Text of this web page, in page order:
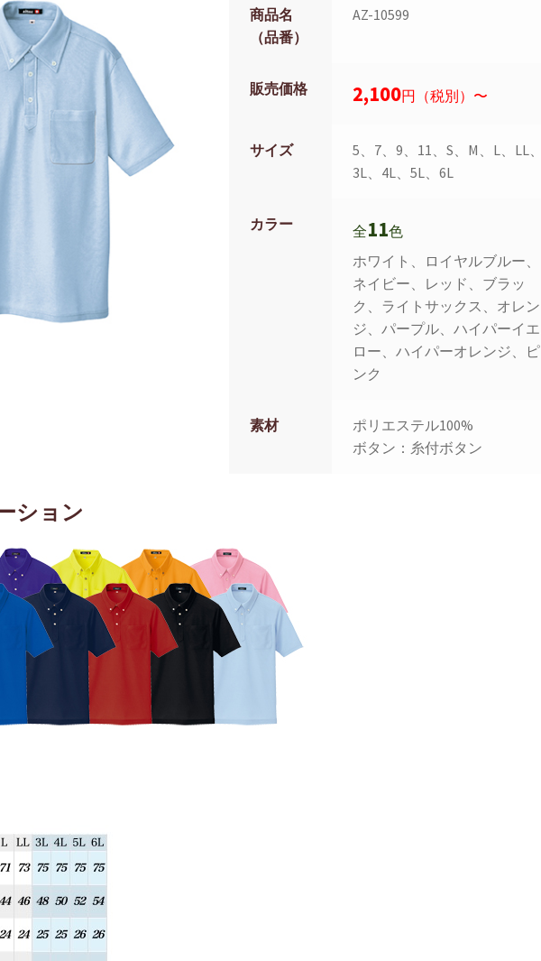
商品名
（品番）
AZ-10599
販売価格 2,100円（税別）〜
サイズ
5、7、9、11、S、M、L、LL、
3L、4L、5L、6L
カラー 全11色
ホワイト、ロイヤルブルー、
ネイビー、レッド、ブラッ
ク、ライトサックス、オレン
ジ、パープル、ハイパーイエ
ロー、ハイパーオレンジ、ピ
ンク
素材
ポリエステル100%
ボタン：糸付ボタン
ション